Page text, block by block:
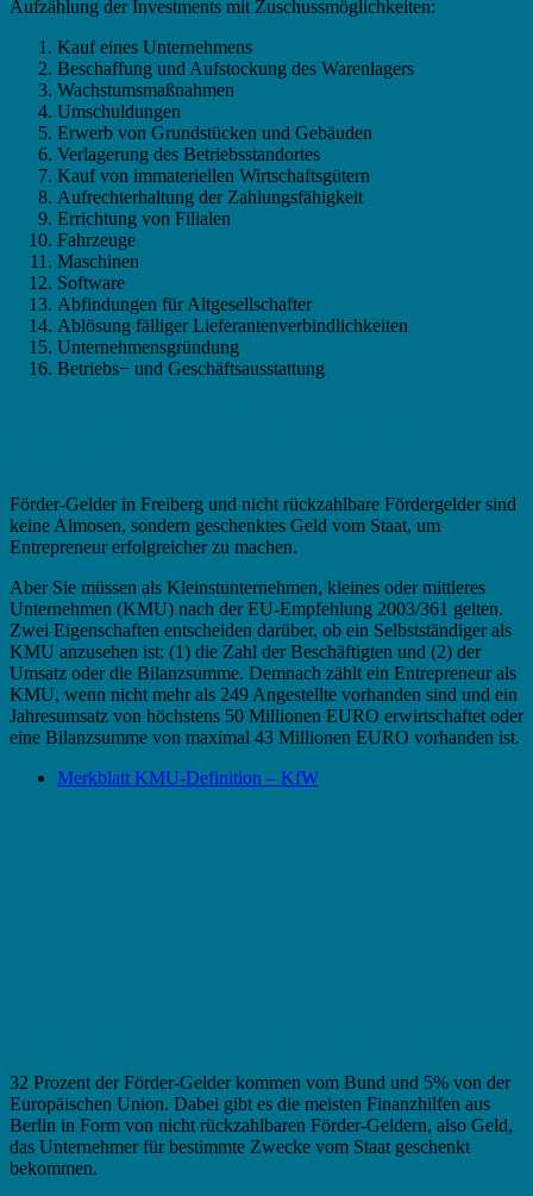
Aufzählung der Investments mit Zuschussmöglichkeiten:
Kauf eines Unternehmens
Beschaffung und Aufstockung des Warenlagers
Wachstumsmaßnahmen
Umschuldungen
Erwerb von Grundstücken und Gebäuden
Verlagerung des Betriebsstandortes
Kauf von immateriellen Wirtschaftsgütern
Aufrechterhaltung der Zahlungsfähigkeit
Errichtung von Filialen
Fahrzeuge
Maschinen
Software
Abfindungen für Altgesellschafter
Ablösung fälliger Lieferantenverbindlichkeiten
Unternehmensgründung
Betriebs− und Geschäftsausstattung
Förder-Gelder in Freiberg und nicht rückzahlbare Fördergelder sind
keine Almosen, sondern geschenktes Geld vom Staat, um
Entrepreneur erfolgreicher zu machen.
Aber Sie müssen als Kleinstunternehmen, kleines oder mittleres
Unternehmen (KMU) nach der EU-Empfehlung 2003/361 gelten.
Zwei Eigenschaften entscheiden darüber, ob ein Selbstständiger als
KMU anzusehen ist: (1) die Zahl der Beschäftigten und (2) der
Umsatz oder die Bilanzsumme. Demnach zählt ein Entrepreneur als
KMU, wenn nicht mehr als 249 Angestellte vorhanden sind und ein
Jahresumsatz von höchstens 50 Millionen EURO erwirtschaftet oder
eine Bilanzsumme von maximal 43 Millionen EURO vorhanden ist.
Merkblatt KMU-Definition – KfW
32 Prozent der Förder-Gelder kommen vom Bund und 5% von der
Europäischen Union. Dabei gibt es die meisten Finanzhilfen aus
Berlin in Form von nicht rückzahlbaren Förder-Geldern, also Geld,
das Unternehmer für bestimmte Zwecke vom Staat geschenkt
bekommen.